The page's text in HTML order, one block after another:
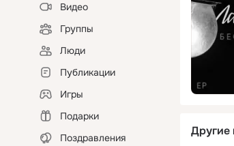
Видео
Группы
Люди
Публикации
Игры
Подарки
Поздравления
Другие